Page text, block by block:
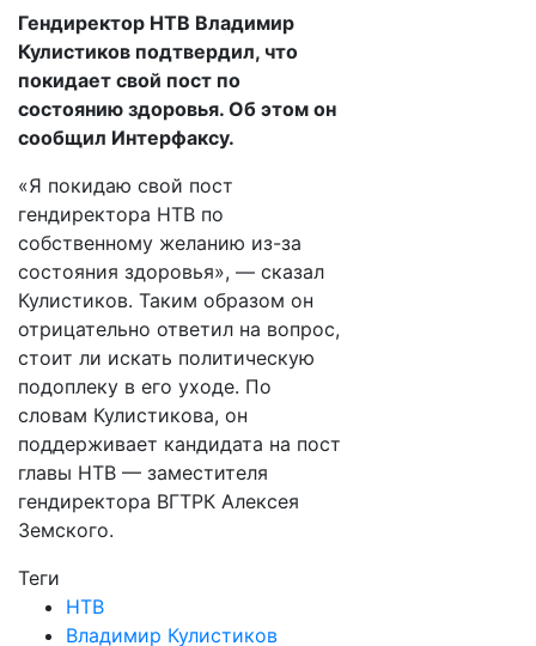
​Гендиректор НТВ Владимир
Кулистиков подтвердил, что
покидает свой пост по
состоянию здоровья. Об этом он
сообщил Интерфаксу.
«Я покидаю свой пост
гендиректора НТВ по
собственному желанию из-за
состояния здоровья», — сказал
Кулистиков. Таким образом он
отрицательно ответил на вопрос,
стоит ли искать политическую
подоплеку в его уходе. По
словам Кулистикова, он
поддерживает кандидата на пост
главы НТВ — заместителя
гендиректора ВГТРК Алексея
Земского.
Теги
НТВ
Владимир Кулистиков